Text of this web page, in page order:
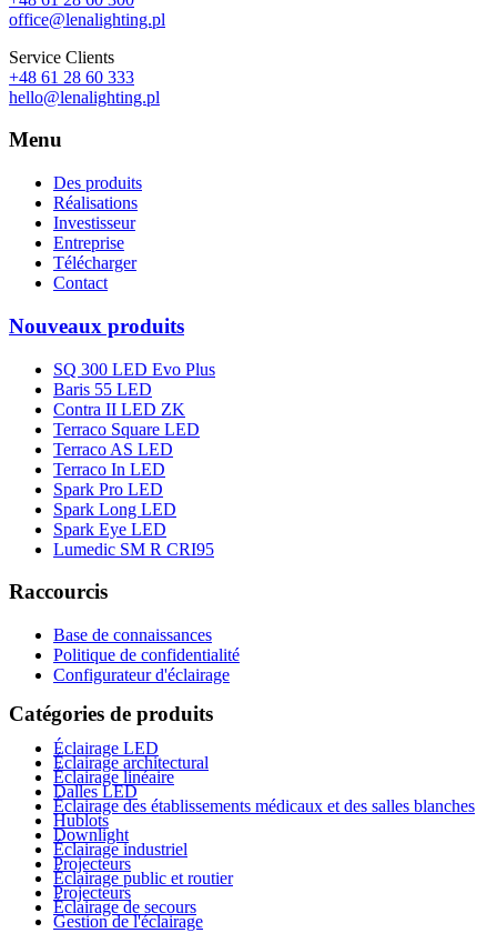
office@lenalighting.pl
Service Clients
+48 61 28 60 333
hello@lenalighting.pl
Menu
Des produits
Réalisations
Investisseur
Entreprise
Télécharger
Contact
Nouveaux produits
SQ 300 LED Evo Plus
Baris 55 LED
Contra II LED ZK
Terraco Square LED
Terraco AS LED
Terraco In LED
Spark Pro LED
Spark Long LED
Spark Eye LED
Lumedic SM R CRI95
Raccourcis
Base de connaissances
Politique de confidentialité
Configurateur d'éclairage
Catégories de produits
Éclairage LED
Éclairage architectural
Éclairage linéaire
Dalles LED
Éclairage des établissements médicaux et des salles blanches
Hublots
Downlight
Éclairage industriel
Projecteurs
Éclairage public et routier
Projecteurs
Éclairage de secours
Gestion de l'éclairage